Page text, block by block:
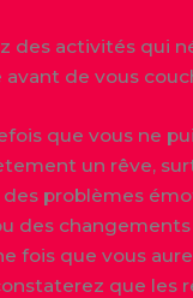
des activités qui
avant de vous
que vous ne
un rêve,
problèmes
des
fois que vous
que les